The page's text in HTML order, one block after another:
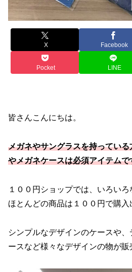
X Facebook
Pocket LINE
皆さんこんにちは。
メガネやサングラスを持ってい
やメガネケースは必須アイテムで
１００円ショップでは、いろい
ほとんどの商品は１００円で購入
シンプルなデザインのケースや
ースなど様々なデザインの物が販